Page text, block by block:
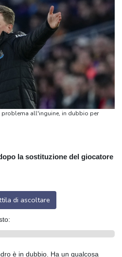
problema all'inguine, in dubbio per
la sostituzione del giocatore
di ascoltare
è in dubbio. Ha un qualcosa